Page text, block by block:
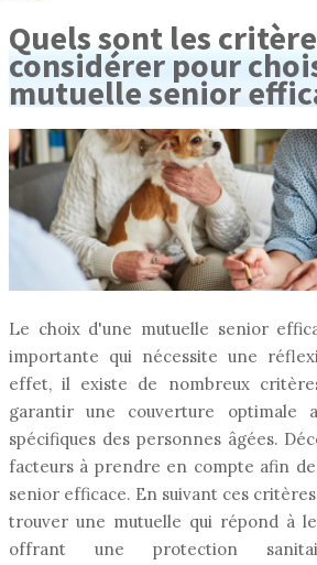
Quels sont les
considérer pour
mutuelle senior
Le choix d'une mutuelle senior
importante qui nécessite une
effet, il existe de nombreux
garantir une couverture optimale
spécifiques des personnes âgées.
facteurs à prendre en compte afin
senior efficace. En suivant ces
trouver une mutuelle qui répond à
offrant une protection